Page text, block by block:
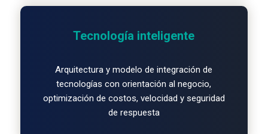
Tecnología inteligente
Arquitectura y modelo de integración de
tecnologías con orientación al negocio,
optimización de costos, velocidad y seguridad
de respuesta